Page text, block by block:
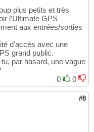
plus petits et très
l'Ultimate GPS
aux entrées/sorties
d'accès avec une
grand public.
par hasard, une vague
0
0
#8